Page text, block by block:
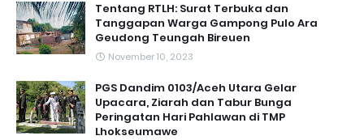
Tentang RTLH: Surat Terbuka dan
Tanggapan Warga Gampong Pulo Ara
Geudong Teungah Bireuen
November 10, 2023
PGS Dandim 0103/Aceh Utara Gelar
Upacara, Ziarah dan Tabur Bunga
Peringatan Hari Pahlawan di TMP
Lhokseumawe